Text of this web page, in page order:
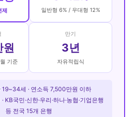
제 일반형 6% / 우대형 12%
기준
만기
3년
자유적립식
19~34세 · 연소득 7,500만원 이하
KB국민·신한·우리·하나·농협·기업은행
등 전국 15개 은행